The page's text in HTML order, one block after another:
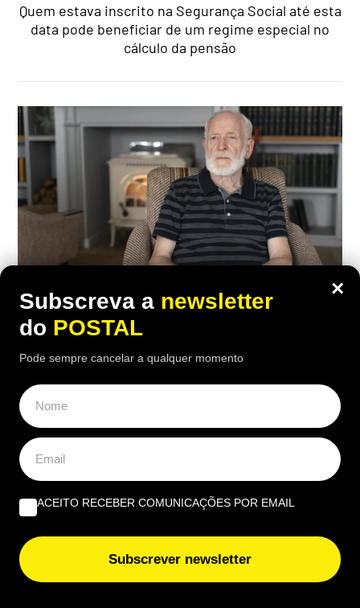
Quem estava inscrito na Segurança Social até esta
data pode beneficiar de um regime especial no
cálculo da pensão
Homem de 82 anos vê Segurança Social
negar-lhe o direito a pensão de velhice
após 45 de descontos: tribunal teve a
pensão de velhice por não ter descontado o
suficiente nos 15 anos anteriores à reforma
×
Subscreva a newsletter
do POSTAL
Pode sempre cancelar a qualquer momento
ACEITO RECEBER COMUNICAÇÕES POR EMAIL
Subscrever newsletter